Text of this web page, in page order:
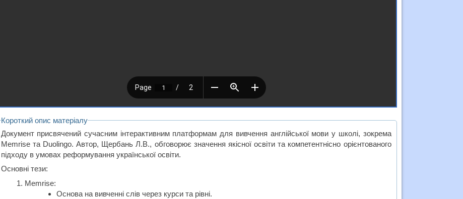
Короткий опис матеріалу
Документ присвячений сучасним інтерактивним платформам для вивчення англійської мови у школі, зокрема
Memrise та Duolingo. Автор, Щербань Л.В., обговорює значення якісної освіти та компетентнісно орієнтованого
підходу в умовах реформування української освіти.
Основні тези:
Memrise:
Основа на вивченні слів через курси та рівні.